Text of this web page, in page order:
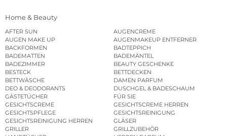
Home & Beauty
AFTER SUN
AUGENCREME
AUGEN MAKE UP
AUGENMAKEUP ENTFERNER
BACKFORMEN
BADTEPPICH
BADEMATTEN
BADEMÄNTEL
BADEZIMMER
BEAUTY GESCHENKE
BESTECK
BETTDECKEN
BETTWÄSCHE
DAMEN PARFUM
DEO & DEODORANTS
DUSCHGEL & BADESCHAUM
GÄSTETÜCHER
FÜR SIE
GESICHTSCREME
GESICHTSCREME HERREN
GESICHTSPFLEGE
GESICHTSREINIGUNG
GESICHTSREINIGUNG HERREN
GLÄSER
GRILLER
GRILLZUBEHÖR